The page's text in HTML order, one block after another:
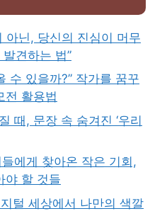
아닌, 당신의 진심이 머무
견하는 법”
수 있을까?” 작가를 꿈꾸
전 활용법
때, 문장 속 숨겨진 ‘우리
에게 찾아온 작은 기회,
야 할 것들
털 세상에서 나만의 색깔